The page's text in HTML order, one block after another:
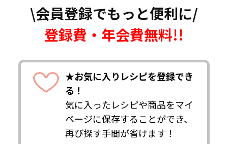
\会員登録でもっと便利に/
登録費・年会費無料!!
★お気に入りレシピを登録でき
る！
気に入ったレシピや商品をマイ
ページに保存することができ、
再び探す手間が省けます！